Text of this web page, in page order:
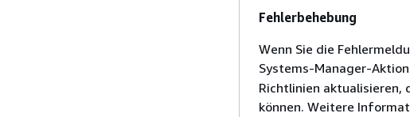
Fehlerbehebung
Wenn Sie die
Systems-Manager-
Richtlinien aktualisieren,
können. Weitere